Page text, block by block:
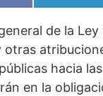
de la
hacia
en la